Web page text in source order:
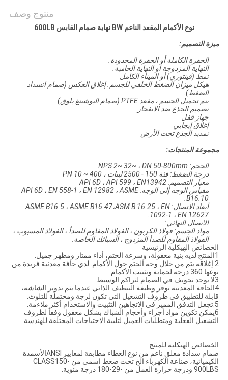
منتوج وصف
نوع الأكمام المقعد الناعم BW نهاية صمام القابس 600LB
ميزة التصميم:
الحفرة الكاملة أو الحفرة المحدودة.
النهاية المزدوجة أو النهاية الحامية.
نمط (فينتوري) أو الميناء الكامل
هيكل ميزان الضغط الخلفي للجسم. إغلاق العكس (صمام انسداد
الضغط).
يتم تحميل الجسم ، مقعد PTFE (صمام البوشينغ بلوق).
تصميم الجذع ضد الانفجار
جهاز قفل
إغلاق إيجابي
تمديد الجذع تحت الأرض
مجموعة المنتجات:
الحجم: NPS 2~ 32~ ، DN 50-800mm
درجة الضغط: فئة 150 - 2500 لبنات ، PN 10 ~ 400
معيار التصميم: API 6D ، API 599 ، EN13942
مقياس الوجه إلى الوجه: API 6D ، EN 558-1 ، EN 12982 ، ASME
B16.10.
أبعاد الاتصال: ASME B16.5 ، ASME B16.47،ASM B 16.25 ، EN
1092-1 ، EN 12627.
الاتصال النهائي:
مواد الجسم: فولاذ الكربون ، الفولاذ المقاوم للصدأ ، الفولاذ المسبوب ،
الفولاذ المقاوم للصدأ المزدوج ، السبائك الخاصة.
الخصائص الهيكلية الرئيسية
1المنتج لديه بنية معقولة، وسرعة الختم، أداء ممتاز ومظهر جميل.
2.إغلاقه يتم من خلال وجه الختم حول الأكمام. لدي حافة معدنية فريدة من
نوعها 360 درجة لحماية وتثبيت الأكمام.
3لا يوجد تجويف في الصمام لتراكم الوسيط.
4الحافة المعدنية توفر وظيفة التنظيف الذاتي عندما يتم تدوير الشاشة،
قابلة للتطبيق في ظروف التشغيل التي تكون لزجة ومحتملة للتلوث.
5.تجعل التدفق المميز في الاتجاهين التثبيت والاستخدام أكثر ملاءمة.
6يمكن تكوين مواد أجزاء وأحجام الشباك بشكل معقول وفقاً لظروف
التشغيل الفعلية ومتطلبات العميل.لتلبية الاحتياجات المختلفة للهندسة.
الخصائص الهيكلية للمنتج
صمام سدادة مغلق ناعم من نوع الغطاء مطابقة لمعايير ANSIالأسمدة
الكيميائية، صناعة الكهرباء الخ تحت ضغط اسمي من CLASS150-
900LBS ودرجة حرارة العمل من -29-180 درجة مئوية.